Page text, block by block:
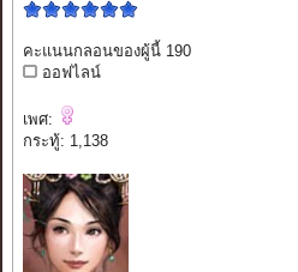
คะแนนกลอนของผู้นี้ 190
ออฟไลน์
เพศ:
กระทู้: 1,138